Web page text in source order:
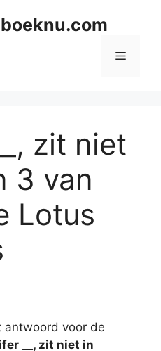
Menu
zit niet
3 van
Lotus
antwoord voor de
__, zit niet in